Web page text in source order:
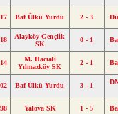
Baf Ülkü Yurdu 2 - 3
Alayköy Gençlik
SK
0 - 1
M. Hacıali
Yılmazköy SK
2 - 1
Baf Ülkü Yurdu 3 - 1
Yalova SK 1 - 5